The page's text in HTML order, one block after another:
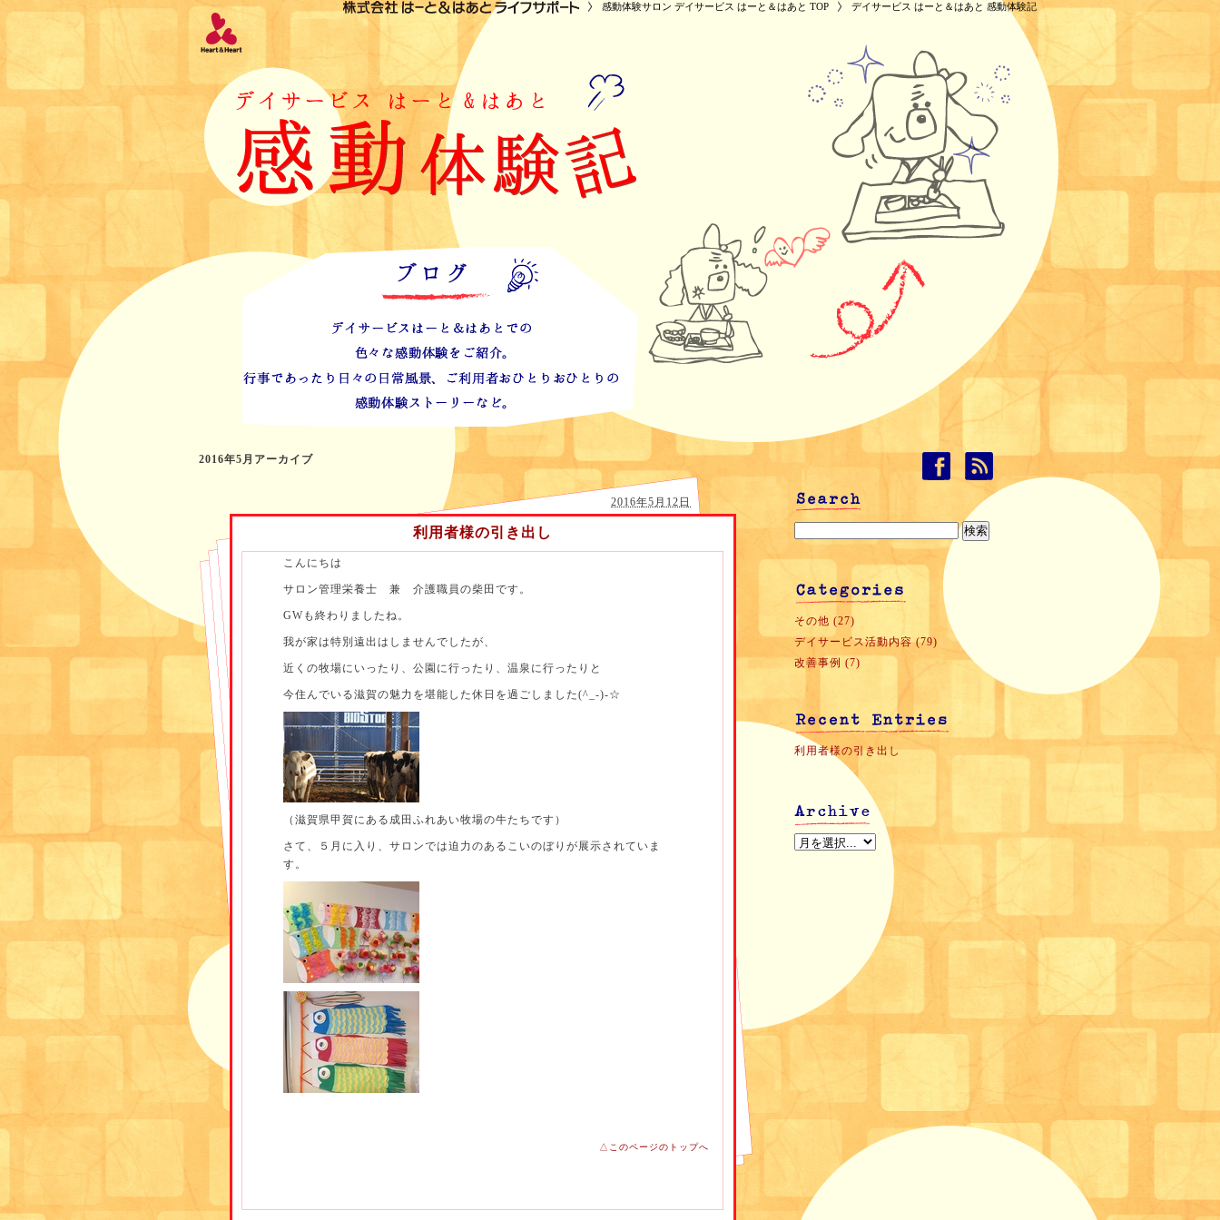
感動体験サロン デイサービス はーと＆はあと TOP デイサービス はーと＆はあと 感動体験記
2016年5月アーカイブ
2016年5月12日
利用者様の引き出し
こんにちは
サロン管理栄養士 兼 介護職員の柴田です。
GWも終わりましたね。
我が家は特別遠出はしませんでしたが、
近くの牧場にいったり、公園に行ったり、温泉に行ったりと
今住んでいる滋賀の魅力を堪能した休日を過ごしました(^_-)-☆
（滋賀県甲賀にある成田ふれあい牧場の牛たちです）
さて、５月に入り、サロンでは迫力のあるこいのぼりが展示されていま
す。
△このページのトップへ
その他 (27)
デイサービス活動内容 (79)
改善事例 (7)
利用者様の引き出し